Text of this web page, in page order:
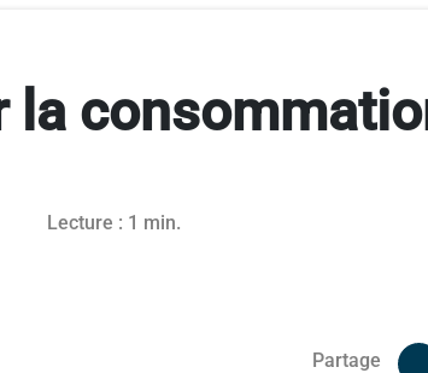
la
2016
Lecture : 1 min.
Partage